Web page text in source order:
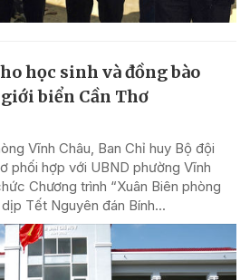
học sinh và đồng bào
biển Cần Thơ
Vĩnh Châu, Ban Chỉ huy Bộ đội
phối hợp với UBND phường Vĩnh
Chương trình “Xuân Biên phòng
Tết Nguyên đán Bính...